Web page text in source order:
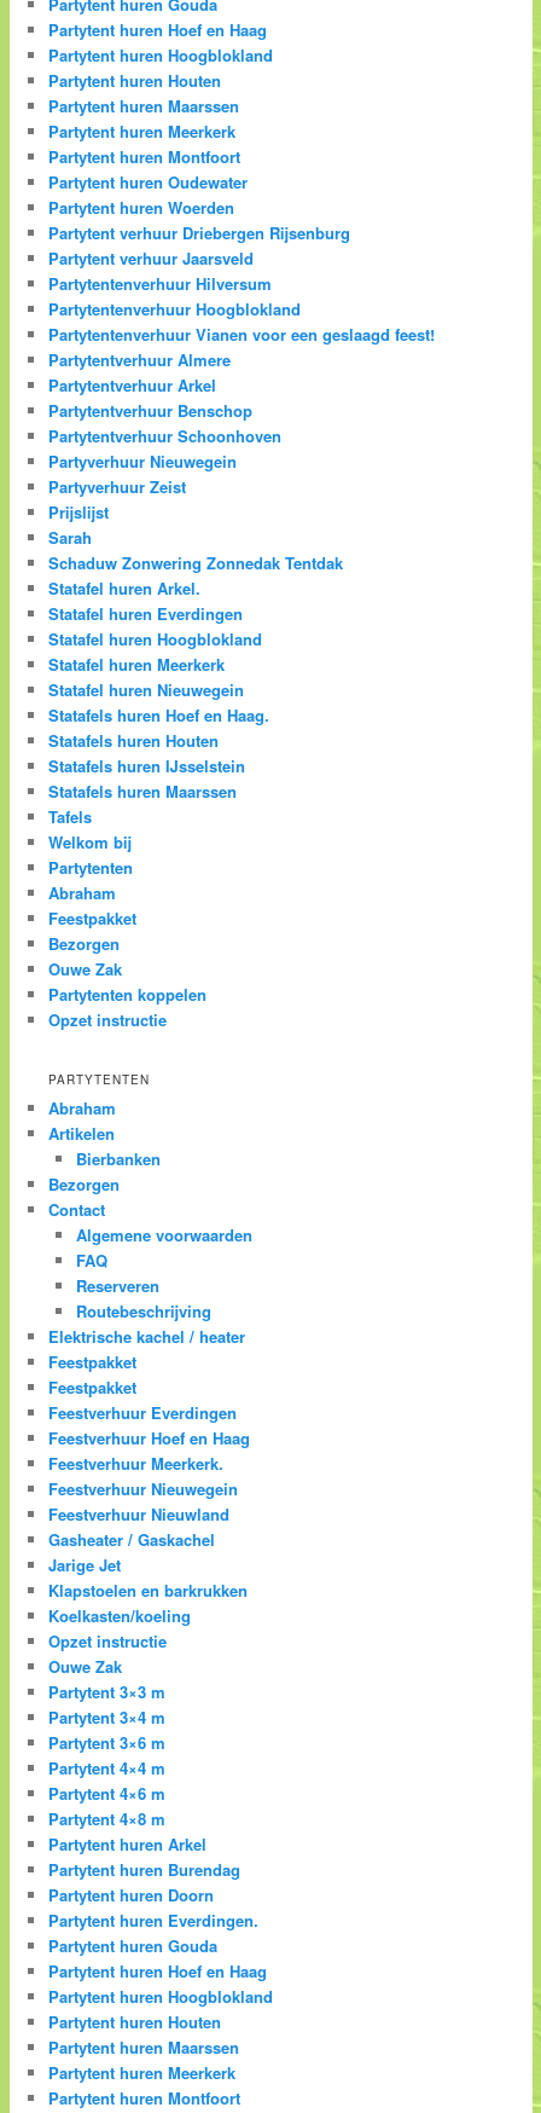
Partytent huren Hoef en Haag
Partytent huren Hoogblokland
Partytent huren Houten
Partytent huren Maarssen
Partytent huren Meerkerk
Partytent huren Montfoort
Partytent huren Oudewater
Partytent huren Woerden
Partytent verhuur Driebergen Rijsenburg
Partytent verhuur Jaarsveld
Partytentenverhuur Hilversum
Partytentenverhuur Hoogblokland
Partytentenverhuur Vianen voor een geslaagd feest!
Partytentverhuur Almere
Partytentverhuur Arkel
Partytentverhuur Benschop
Partytentverhuur Schoonhoven
Partyverhuur Nieuwegein
Partyverhuur Zeist
Prijslijst
Sarah
Schaduw Zonwering Zonnedak Tentdak
Statafel huren Arkel.
Statafel huren Everdingen
Statafel huren Hoogblokland
Statafel huren Meerkerk
Statafel huren Nieuwegein
Statafels huren Hoef en Haag.
Statafels huren Houten
Statafels huren IJsselstein
Statafels huren Maarssen
Tafels
Welkom bij
Partytenten
Abraham
Feestpakket
Bezorgen
Ouwe Zak
Partytenten koppelen
Opzet instructie
PARTYTENTEN
Abraham
Artikelen
Bierbanken
Bezorgen
Contact
Algemene voorwaarden
FAQ
Reserveren
Routebeschrijving
Elektrische kachel / heater
Feestpakket
Feestpakket
Feestverhuur Everdingen
Feestverhuur Hoef en Haag
Feestverhuur Meerkerk.
Feestverhuur Nieuwegein
Feestverhuur Nieuwland
Gasheater / Gaskachel
Jarige Jet
Klapstoelen en barkrukken
Koelkasten/koeling
Opzet instructie
Ouwe Zak
Partytent 3×3 m
Partytent 3×4 m
Partytent 3×6 m
Partytent 4×4 m
Partytent 4×6 m
Partytent 4×8 m
Partytent huren Arkel
Partytent huren Burendag
Partytent huren Doorn
Partytent huren Everdingen.
Partytent huren Gouda
Partytent huren Hoef en Haag
Partytent huren Hoogblokland
Partytent huren Houten
Partytent huren Maarssen
Partytent huren Meerkerk
Partytent huren Montfoort